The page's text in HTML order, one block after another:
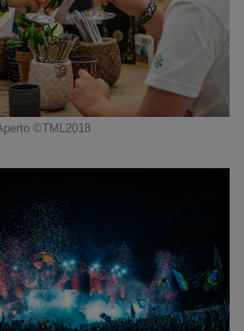
©TML2018